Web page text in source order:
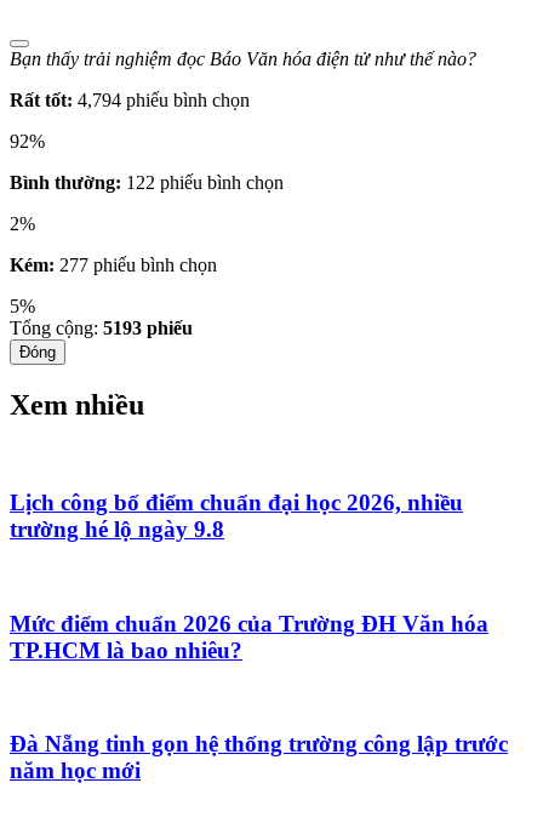
Bạn thấy trải nghiệm đọc Báo Văn hóa điện tử như thế nào?
Rất tốt: 4,794 phiếu bình chọn
92%
Bình thường: 122 phiếu bình chọn
2%
Kém: 277 phiếu bình chọn
5%
Tổng cộng: 5193 phiếu
Đóng
Xem nhiều
Lịch công bố điểm chuẩn đại học 2026, nhiều
trường hé lộ ngày 9.8
Mức điểm chuẩn 2026 của Trường ĐH Văn hóa
TP.HCM là bao nhiêu?
Đà Nẵng tinh gọn hệ thống trường công lập trước
năm học mới